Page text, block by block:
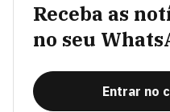
Receba as
no seu
Entrar no